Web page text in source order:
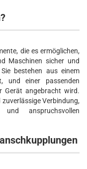
die es ermöglichen,
Maschinen sicher und
bestehen aus einem
und einer passenden
Gerät angebracht wird.
Verbindung,
anspruchsvollen